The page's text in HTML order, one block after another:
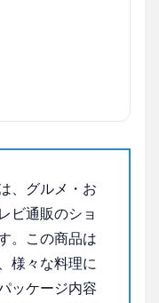
、グルメ・お
ビ通販のショ
。この商品は
様々な料理に
ッケージ内容